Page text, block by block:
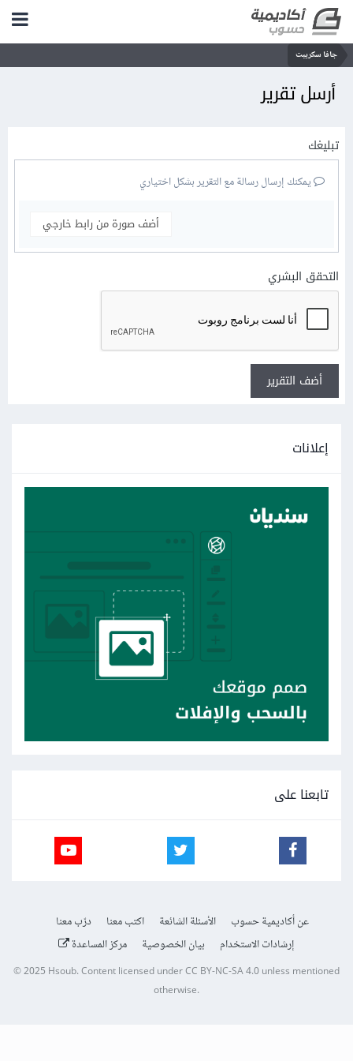
جافا سكريبت
أرسل تقرير
تبليغك
يمكنك إرسال رسالة مع التقرير بشكل اختياري
أضف صورة من رابط خارجي
التحقق البشري
أضف التقرير
إعلانات
تابعنا على
عن أكاديمية حسوب الأسئلة الشائعة اكتب معنا
درّب معنا
إرشادات الاستخدام
بيان الخصوصية مركز المساعدة
© 2025 Hsoub.Content licensed underCC BY-NC-SA 4.0unless mentioned
otherwise.